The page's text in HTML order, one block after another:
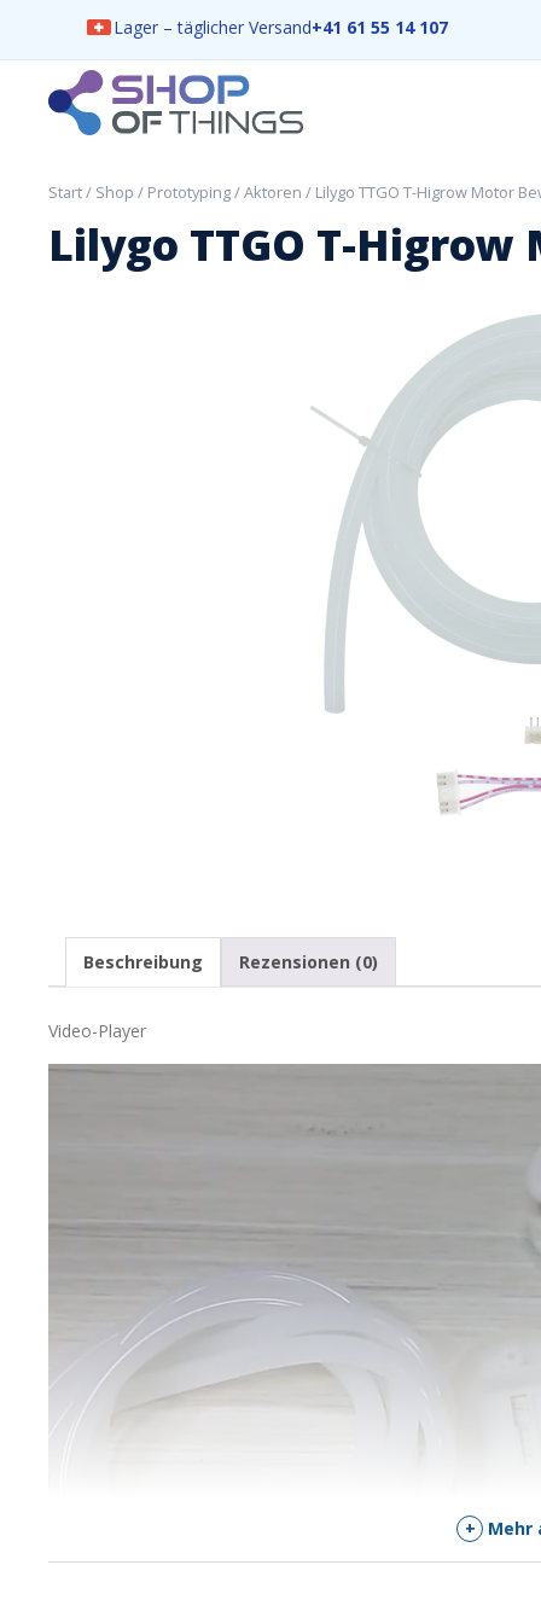
Lager – täglicher Versand+41 61 55 14 107
ShopOfThings
Start/ Shop / Prototyping/Aktoren / Lilygo TTGO T-Higrow Motor
Lilygo TTGO T-
Beschreibung Rezensionen (0)
Video-Player
+ Mehr